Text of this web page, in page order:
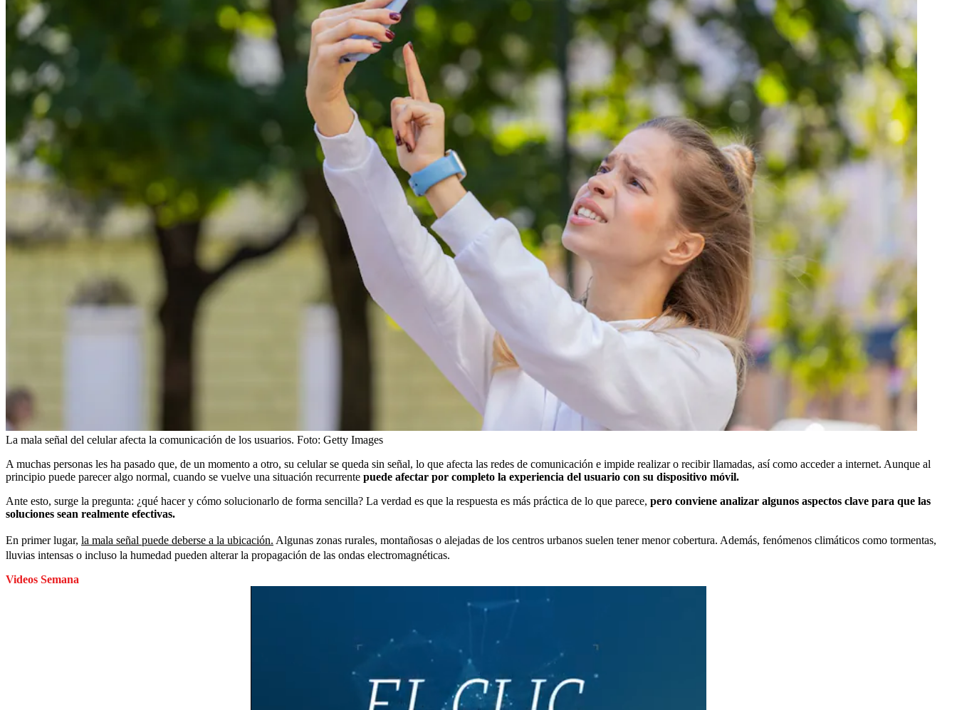
La mala señal del celular afecta la comunicación de los usuarios. Foto: Getty Images
A muchas personas les ha pasado que, de un momento a otro, su celular se queda sin señal, lo que afecta las redes de comunicación e impide realizar o recibir llamadas, así como acceder a internet. Aunque al
principio puede parecer algo normal, cuando se vuelve una situación recurrente puede afectar por completo la experiencia del usuario con su dispositivo móvil.
Ante esto, surge la pregunta: ¿qué hacer y cómo solucionarlo de forma sencilla? La verdad es que la respuesta es más práctica de lo que parece, pero conviene analizar algunos aspectos clave para que las
soluciones sean realmente efectivas.
En primer lugar, la mala señal puede deberse a la ubicación. Algunas zonas rurales, montañosas o alejadas de los centros urbanos suelen tener menor cobertura. Además, fenómenos climáticos como tormentas,
lluvias intensas o incluso la humedad pueden alterar la propagación de las ondas electromagnéticas.
Videos Semana